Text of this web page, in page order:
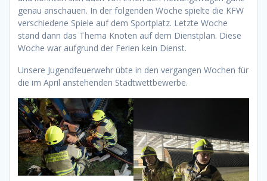
genau anschauen. In der folgenden Woche spielte die KFW
verschiedene Spiele auf dem Sportplatz. Letzte Woche
stand dann das Thema Knoten auf dem Dienstplan. Diese
Woche war aufgrund der Ferien kein Dienst.
Unsere Jugendfeuerwehr übte in den vergangen Wochen für
die im April anstehenden Stadtwettbewerbe.